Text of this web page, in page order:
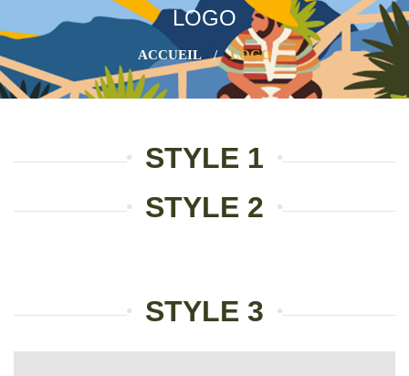
LOGO
ACCUEIL / LOGO
STYLE 1
STYLE 2
STYLE 3